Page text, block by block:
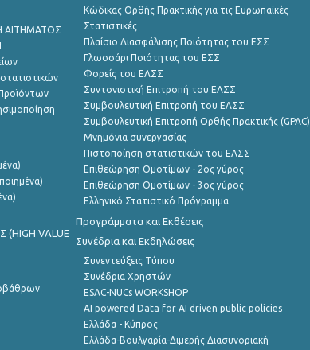
ΑΙΤΗΜΑΤΟΣ
VALUE
Κώδικας Ορθής Πρακτικής για τις Ευρωπαϊκές
Στατιστικές
Πλαίσιο Διασφάλισης Ποιότητας του ΕΣΣ
Γλωσσάρι Ποιότητας του ΕΣΣ
Φορείς του ΕΛΣΣ
Συντονιστική Επιτροπή του ΕΛΣΣ
Συμβουλευτική Επιτροπή του ΕΛΣΣ
Συμβουλευτική Επιτροπή Ορθής Πρακτικής (GPAC)
Μνημόνια συνεργασίας
Πιστοποίηση στατιστικών του ΕΛΣΣ
Επιθεώρηση Ομοτίμων - 2ος γύρος
Επιθεώρηση Ομοτίμων - 3ος γύρος
Ελληνικό Στατιστικό Πρόγραμμα
Προγράμματα και Εκθέσεις
Συνέδρια και Εκδηλώσεις
Συνεντεύξεις Τύπου
Συνέδρια Χρηστών
ESAC-NUCs WORKSHOP
AI powered Data for AI driven public policies
Ελλάδα - Κύπρος
Ελλάδα-Βουλγαρία-Διμερής Διασυνοριακή